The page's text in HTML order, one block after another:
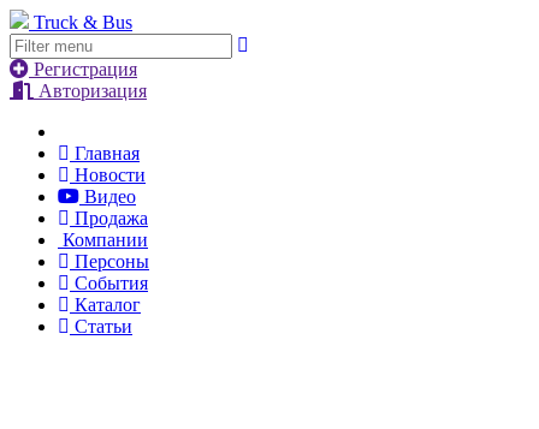
Truck & Bus
Регистрация
Авторизация
Главная
Новости
Видео
Продажа
Компании
Персоны
События
Каталог
Статьи